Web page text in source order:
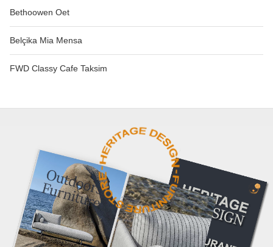
Bethoowen Oet
Belçika Mia Mensa
FWD Classy Cafe Taksim